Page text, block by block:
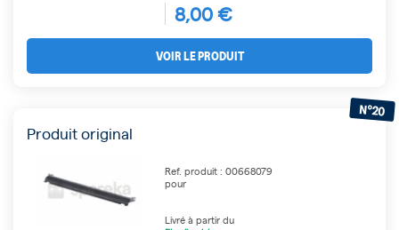
8,00 €
VOIR LE PRODUIT
Produit original
N°20
Ref. produit : 00668079
pour
Livré à partir du